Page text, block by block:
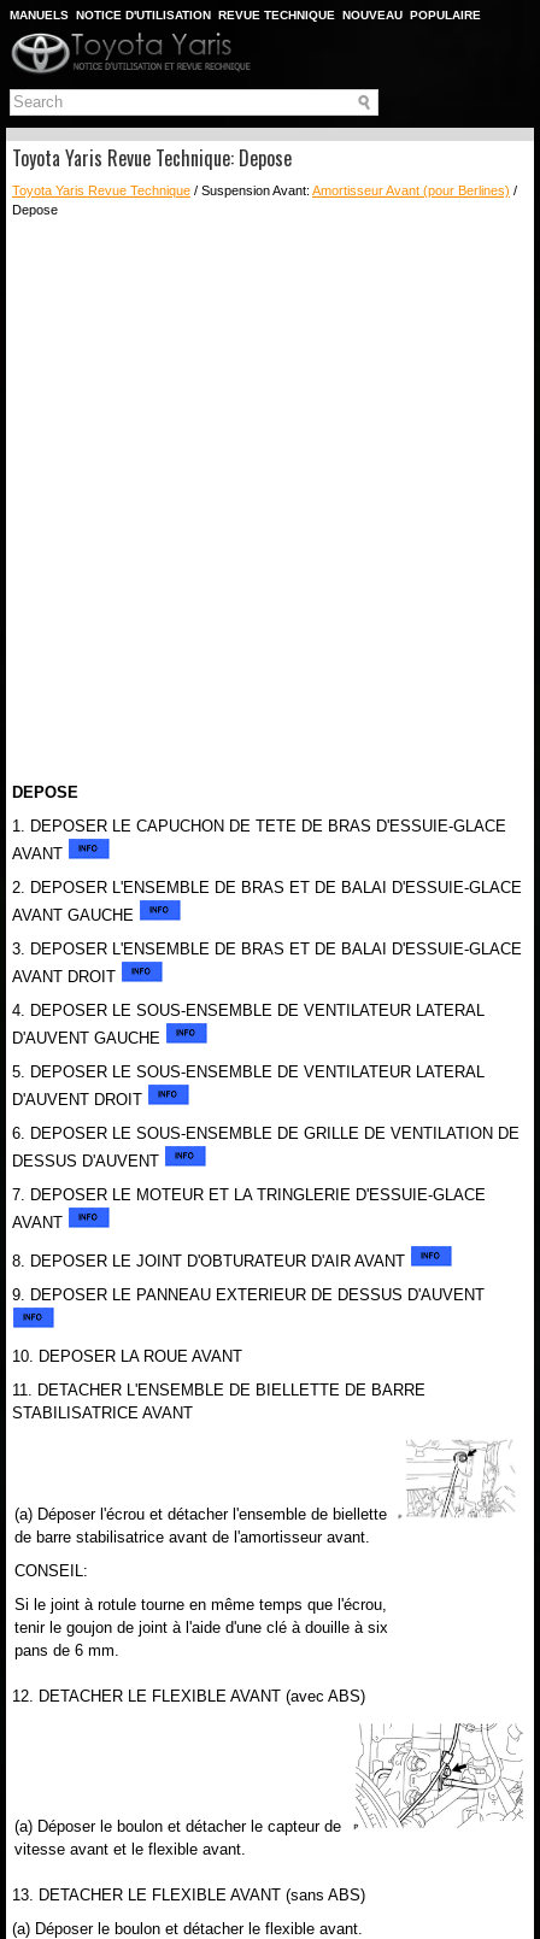
MANUELS NOTICE D'UTILISATION REVUE TECHNIQUE NOUVEAU POPULAIRE
PLAN DU SITE
CHERCHER
Toyota Yaris Revue Technique: Depose
Toyota Yaris Revue Technique / Suspension Avant: Amortisseur Avant (pour Berlines) /
Depose
DEPOSE
1. DEPOSER LE CAPUCHON DE TETE DE BRAS D'ESSUIE-GLACE
AVANT
2. DEPOSER L'ENSEMBLE DE BRAS ET DE BALAI D'ESSUIE-GLACE
AVANT GAUCHE
3. DEPOSER L'ENSEMBLE DE BRAS ET DE BALAI D'ESSUIE-GLACE
AVANT DROIT
4. DEPOSER LE SOUS-ENSEMBLE DE VENTILATEUR LATERAL
D'AUVENT GAUCHE
5. DEPOSER LE SOUS-ENSEMBLE DE VENTILATEUR LATERAL
D'AUVENT DROIT
6. DEPOSER LE SOUS-ENSEMBLE DE GRILLE DE VENTILATION DE
DESSUS D'AUVENT
7. DEPOSER LE MOTEUR ET LA TRINGLERIE D'ESSUIE-GLACE
AVANT
8. DEPOSER LE JOINT D'OBTURATEUR D'AIR AVANT
9. DEPOSER LE PANNEAU EXTERIEUR DE DESSUS D'AUVENT
10. DEPOSER LA ROUE AVANT
11. DETACHER L'ENSEMBLE DE BIELLETTE DE BARRE
STABILISATRICE AVANT
(a) Déposer l'écrou et détacher l'ensemble de biellette
de barre stabilisatrice avant de l'amortisseur avant.
CONSEIL:
Si le joint à rotule tourne en même temps que l'écrou,
tenir le goujon de joint à l'aide d'une clé à douille à six
pans de 6 mm.
12. DETACHER LE FLEXIBLE AVANT (avec ABS)
(a) Déposer le boulon et détacher le capteur de
vitesse avant et le flexible avant.
13. DETACHER LE FLEXIBLE AVANT (sans ABS)
(a) Déposer le boulon et détacher le flexible avant.